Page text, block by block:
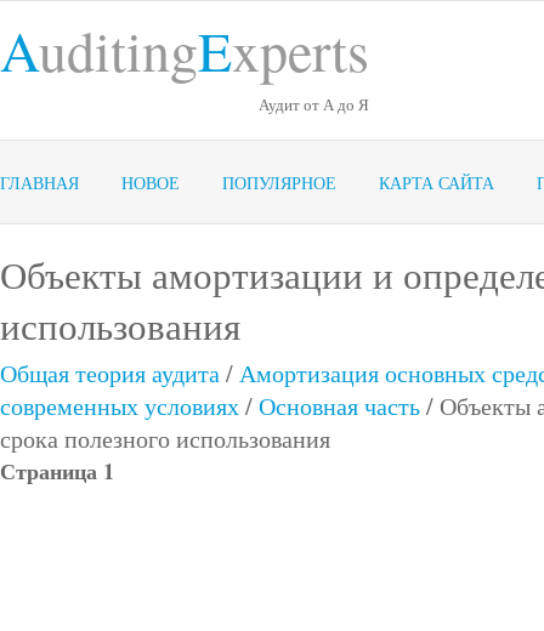
AuditingExperts
Аудит от А до Я
ГЛАВНАЯ НОВОЕ ПОПУЛЯРНОЕ КАРТА САЙТА
Объекты амортизации и
использования
Общая теория аудита/Амортизация основных
современных условиях/Основная часть/ Объекты
срока полезного использования
Страница 1